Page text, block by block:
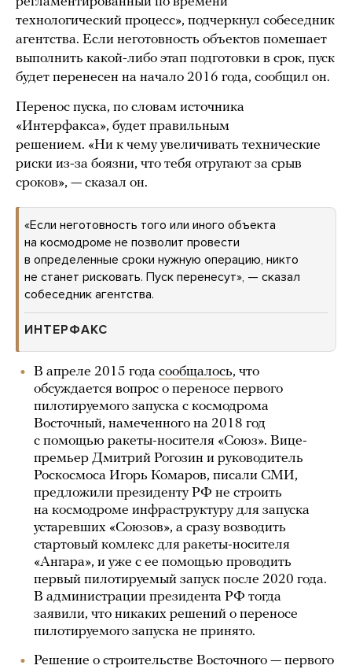
технологический процесс», подчеркнул собеседник
агентства. Если неготовность объектов помешает
выполнить какой-либо этап подготовки в срок, пуск
будет перенесен на начало 2016 года, сообщил он.
Перенос пуска, по словам источника
«Интерфакса», будет правильным
решением. «Ни к чему увеличивать технические
риски из-за боязни, что тебя отругают за срыв
сроков», — сказал он.
«Если неготовность того или иного объекта
на космодроме не позволит провести
в определенные сроки нужную операцию, никто
не станет рисковать. Пуск перенесут», — сказал
собеседник агентства.
ИНТЕРФАКС
В апреле 2015 года сообщалось, что
обсуждается вопрос о переносе первого
пилотируемого запуска с космодрома
Восточный, намеченного на 2018 год
с помощью ракеты-носителя «Союз». Вице-
премьер Дмитрий Рогозин и руководитель
Роскосмоса Игорь Комаров, писали СМИ,
предложили президенту РФ не строить
на космодроме инфраструктуру для запуска
устаревших «Союзов», а сразу возводить
стартовый комлекс для ракеты-носителя
«Ангара», и уже с ее помощью проводить
первый пилотируемый запуск после 2020 года.
В администрации президента РФ тогда
заявили, что никаких решений о переносе
пилотируемого запуска не принято.
Решение о строительстве Восточного — первого